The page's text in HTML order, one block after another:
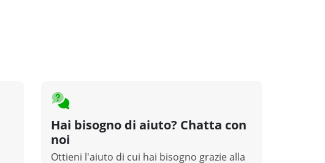
Hai bisogno di aiuto? Chatta con
noi
Ottieni l'aiuto di cui hai bisogno grazie alla